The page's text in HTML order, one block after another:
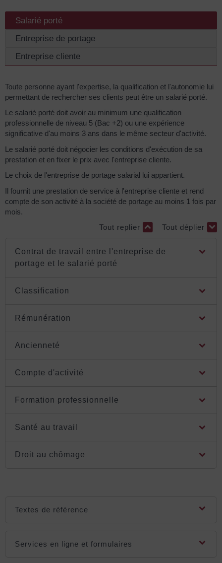
Salarié porté
Entreprise de portage
Entreprise cliente
Toute personne ayant l'expertise, la qualification et l'autonomie lui
permettant de rechercher ses clients peut être un salarié porté.
Le salarié porté doit avoir au minimum une qualification
professionnelle de niveau 5 (Bac +2) ou une expérience
significative d'au moins 3 ans dans le même secteur d'activité.
Le salarié porté doit négocier les conditions d'exécution de sa
prestation et en fixer le prix avec l'entreprise cliente.
Le choix de l'entreprise de portage salarial lui appartient.
Il fournit une prestation de service à l'entreprise cliente et rend
compte de son activité à la société de portage au moins 1 fois par
mois.
Tout replier
Tout déplier
Contrat de travail entre l'entreprise de
portage et le salarié porté
Classification
Rémunération
Ancienneté
Compte d'activité
Formation professionnelle
Santé au travail
Droit au chômage
Textes de référence
Services en ligne et formulaires